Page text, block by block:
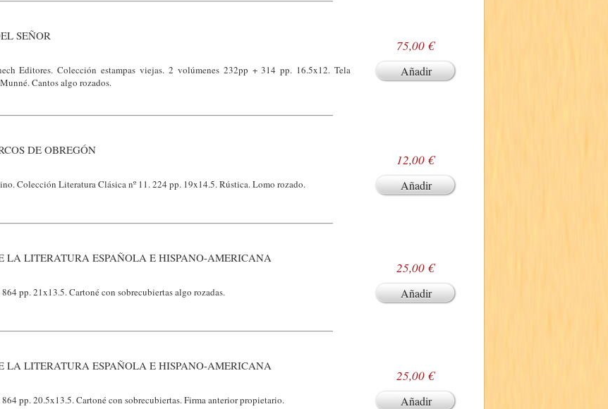
SEÑOR
Editores. Colección estampas viejas. 2 volúmenes 232pp + 314 pp. 16.5x12. Tela
Cantos algo rozados.
75,00 €
Añadir
DE OBREGÓN
Colección Literatura Clásica nº 11. 224 pp. 19x14.5. Rústica. Lomo rozado.
12,00 €
Añadir
LA LITERATURA ESPAÑOLA E HISPANO-AMERICANA
pp. 21x13.5. Cartoné con sobrecubiertas algo rozadas.
25,00 €
Añadir
LA LITERATURA ESPAÑOLA E HISPANO-AMERICANA
pp. 20.5x13.5. Cartoné con sobrecubiertas. Firma anterior propietario.
25,00 €
Añadir